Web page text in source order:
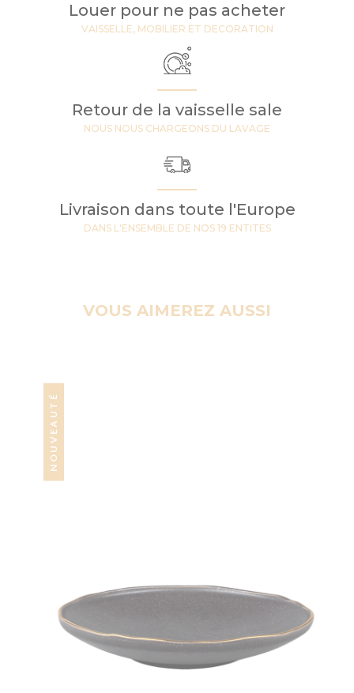
Louer pour ne pas acheter
VAISSELLE, MOBILIER ET DECORATION
Retour de la vaisselle sale
NOUS NOUS CHARGEONS DU LAVAGE
Livraison dans toute l'Europe
DANS L'ENSEMBLE DE NOS 19 ENTITES
VOUS AIMEREZ AUSSI
NOUVEAUTÉ